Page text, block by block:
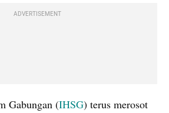
ADVERTISEMENT
Gabungan (IHSG) terus merosot